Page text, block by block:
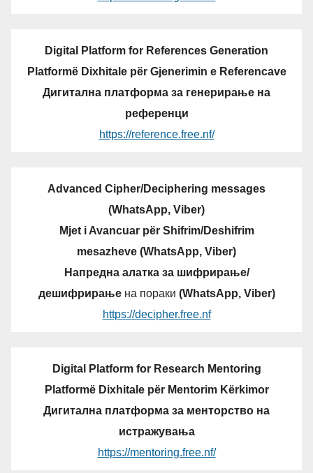
Digital Platform for References Generation
Platformë Dixhitale për Gjenerimin e Referencave
Дигитална платформа за генерирање на
референци
https://reference.free.nf/
Advanced Cipher/Deciphering messages
(WhatsApp, Viber)
Mjet i Avancuar për Shifrim/Deshifrim
mesazheve (WhatsApp, Viber)
Напредна алатка за шифрирање/
дешифрирањена пораки (WhatsApp, Viber)
https://decipher.free.nf
Digital Platform for Research Mentoring
Platformë Dixhitale për Mentorim Kërkimor
Дигитална платформа за менторство на
истражувања
https://mentoring.free.nf/